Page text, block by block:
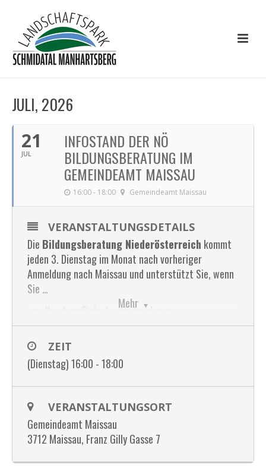
JULI, 2026
21
JUL
INFOSTAND DER NÖ
BILDUNGSBERATUNG IM
GEMEINDEAMT MAISSAU
16:00 - 18:00 Gemeindeamt Maissau
Mehr
VERANSTALTUNGSDETAILS
Die Bildungsberatung Niederösterreich kommt
jeden 3. Dienstag im Monat nach vorheriger
Anmeldung nach Maissau und unterstützt Sie, wenn
Sie …
Ihre berufliche Laufbahn planen
wieder in den Beruf einsteigen möchten
sich beruflich weiterentwickeln
verändern möchten
passende Bildungsangebote suchen
sich persönlich weiterentwickeln wollen
sich über Bildungsförderungen und -beihilfen
informieren wollen
ZEIT
(Dienstag) 16:00 - 18:00
VERANSTALTUNGSORT
Gemeindeamt Maissau
3712 Maissau, Franz Gilly Gasse 7